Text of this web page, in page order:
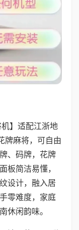
机】适配江浙地
牌麻将，可自由
、码牌，花牌
板简洁易懂，
设计，融入居
零难度，家庭
休闲韵味。